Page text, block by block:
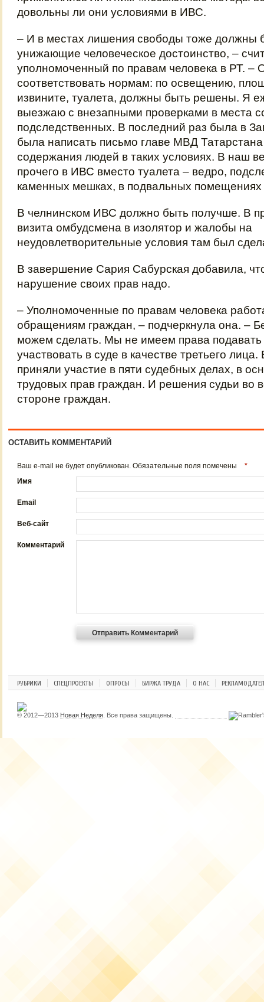
довольны ли они условиями в ИВС.
– И в местах лишения свободы тоже должны
унижающие человеческое достоинство, –
уполномоченный по правам человека в РТ. –
соответствовать нормам: по освещению,
извините, туалета, должны быть решены. Я
выезжаю с внезапными проверками в места
подследственных. В последний раз была в
была написать письмо главе МВД
содержания людей в таких условиях. В наш
прочего в ИВС вместо туалета – ведро,
каменных мешках, в подвальных
В челнинском ИВС должно быть получше. В
визита омбудсмена в изолятор и жалобы на
неудовлетворительные условия там был
В завершение Сария Сабурская добавила,
нарушение своих прав надо.
– Уполномоченные по правам человека
обращениям граждан, – подчеркнула она. –
можем сделать. Мы не имеем права
участвовать в суде в качестве третьего
приняли участие в пяти судебных делах, в
трудовых прав граждан. И решения судьи во
стороне граждан.
ОСТАВИТЬ КОММЕНТАРИЙ
Ваш e-mail не будет опубликован. Обязательные поля помечены
*
Имя
Email
Веб-сайт
Комментарий
РУБРИКИ СПЕЦПРОЕКТЫ ОПРОСЫ БИРЖА ТРУДА О НАС
© 2012—2013 Новая Неделя . Все права защищены.